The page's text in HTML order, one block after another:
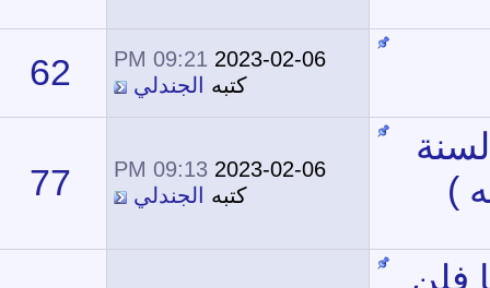
09:21 PM
62
166,645
09:13 PM
77
204,391